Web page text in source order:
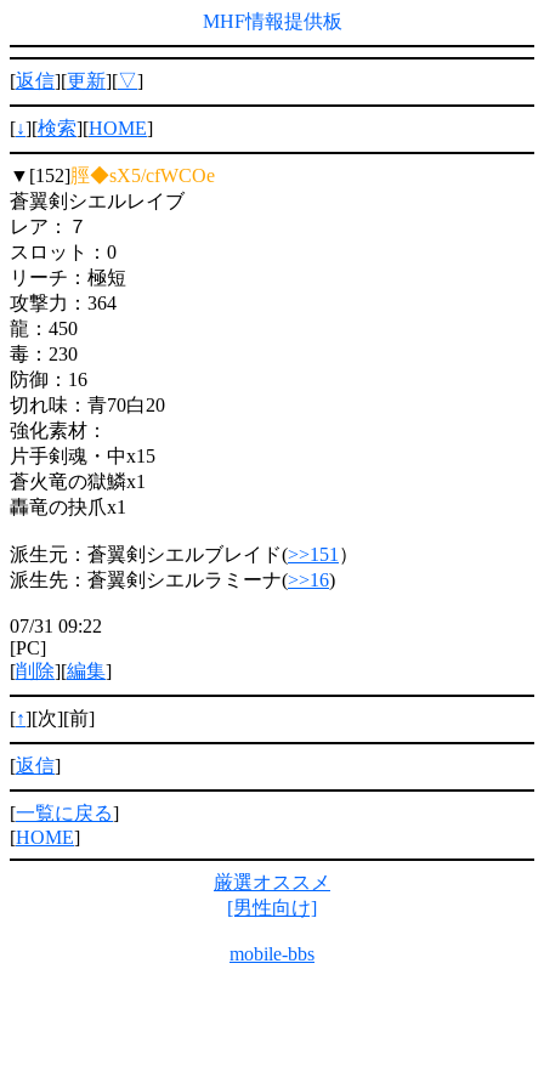
MHF情報提供板
[返信][更新][▽]
[↓][検索][HOME]
▼[152]脛◆sX5/cfWCOe
蒼翼剣シエルレイブ
レア：７
スロット：0
リーチ：極短
攻撃力：364
龍：450
毒：230
防御：16
切れ味：青70白20
強化素材：
片手剣魂・中x15
蒼火竜の獄鱗x1
轟竜の抉爪x1
派生元：蒼翼剣シエルブレイド(>>151 ）
派生先：蒼翼剣シエルラミーナ(>>16)
07/31 09:22
[PC]
[削除][編集]
[↑][次][前]
[返信]
[一覧に戻る]
[HOME]
厳選オススメ
[男性向け]
mobile-bbs